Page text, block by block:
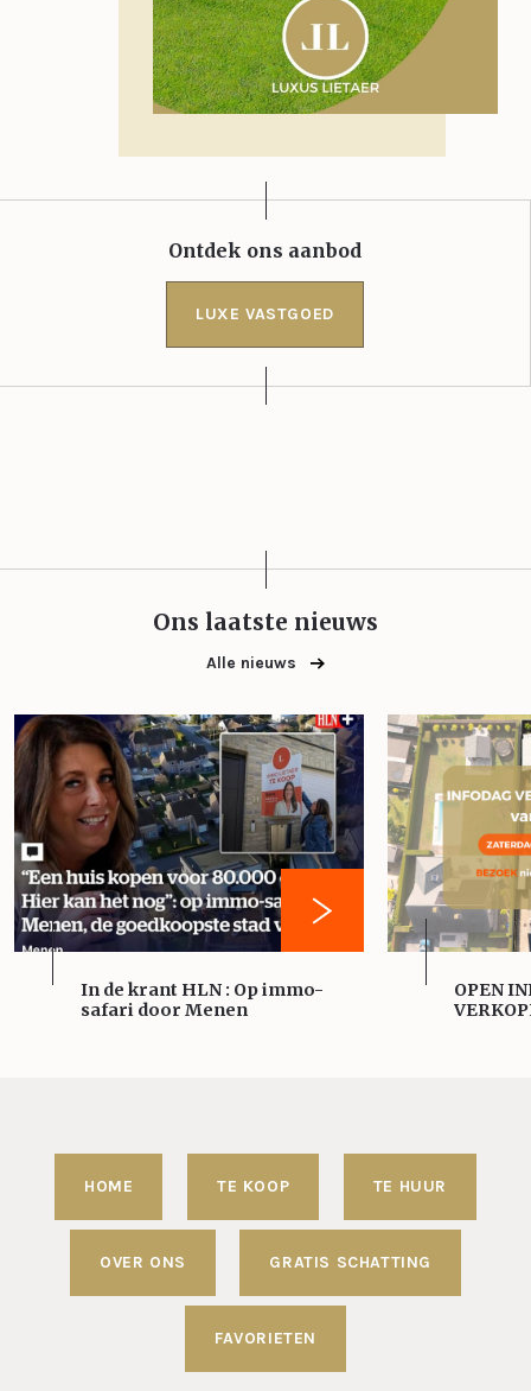
Ontdek ons aanbod
LUXE VASTGOED
Ons laatste nieuws
Alle nieuws
In de krant HLN : Op immo-
safari door Menen
OPEN
HOME TE KOOP TE HUUR
OVER ONS GRATIS SCHATTING
FAVORIETEN